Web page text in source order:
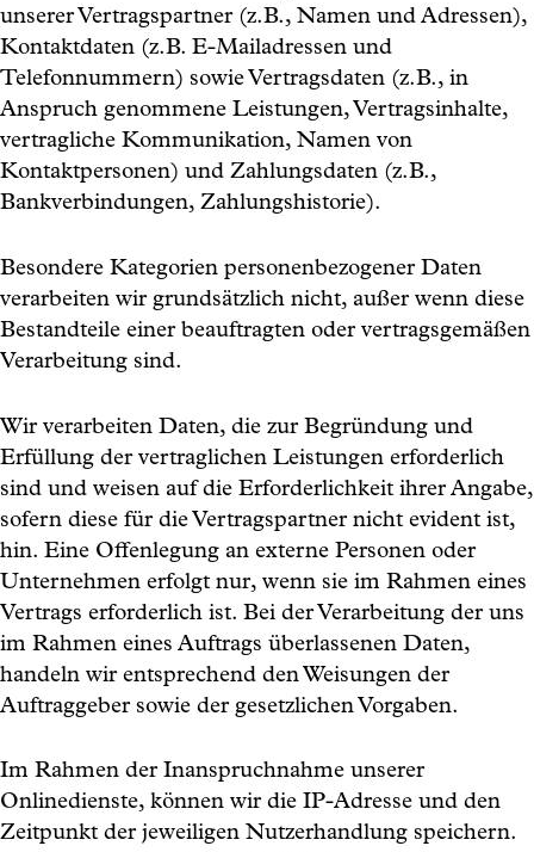
unserer Vertragspartner (z.B., Namen und Adressen),
Kontaktdaten (z.B. E-Mailadressen und
Telefonnummern) sowie Vertragsdaten (z.B., in
Anspruch genommene Leistungen, Vertragsinhalte,
vertragliche Kommunikation, Namen von
Kontaktpersonen) und Zahlungsdaten (z.B.,
Bankverbindungen, Zahlungshistorie).
Besondere Kategorien personenbezogener Daten
verarbeiten wir grundsätzlich nicht, außer wenn diese
Bestandteile einer beauftragten oder vertragsgemäßen
Verarbeitung sind.
Wir verarbeiten Daten, die zur Begründung und
Erfüllung der vertraglichen Leistungen erforderlich
sind und weisen auf die Erforderlichkeit ihrer Angabe,
sofern diese für die Vertragspartner nicht evident ist,
hin. Eine Offenlegung an externe Personen oder
Unternehmen erfolgt nur, wenn sie im Rahmen eines
Vertrags erforderlich ist. Bei der Verarbeitung der uns
im Rahmen eines Auftrags überlassenen Daten,
handeln wir entsprechend den Weisungen der
Auftraggeber sowie der gesetzlichen Vorgaben.
Im Rahmen der Inanspruchnahme unserer
Onlinedienste, können wir die IP-Adresse und den
Zeitpunkt der jeweiligen Nutzerhandlung speichern.